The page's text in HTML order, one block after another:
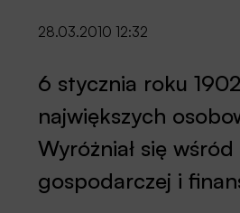
28.03.2010 12:32
6 stycznia roku
największych
Wyróżniał się
gospodarczej i